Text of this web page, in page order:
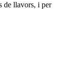
de llavors, i per